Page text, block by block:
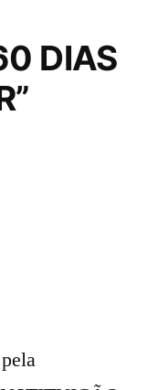
DIAS